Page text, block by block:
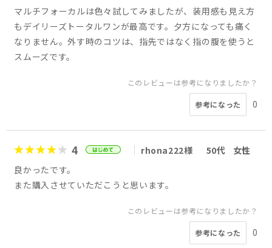
マルチフォーカルは色々試してみましたが、装用感も見え方
もデイリーズトータルワンが最高です。夕方になっても痛く
なりません。外す時のコツは、指先ではなく指の腹を使うと
スムーズです。
このレビューは参考になりましたか？
参考になった 0
4 rhona222様 50代
女性
良かったです。
また購入させていただこうと思います。
このレビューは参考になりましたか？
参考になった 0